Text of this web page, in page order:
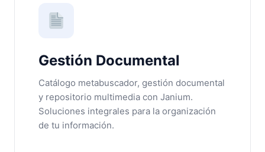
Gestión Documental
Catálogo metabuscador, gestión documental
y repositorio multimedia con Janium.
Soluciones integrales para la organización
de tu información.